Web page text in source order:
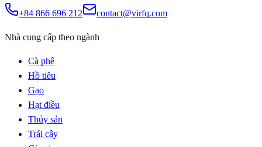
+84 866 696 212 contact@virfq.com
Nhà cung cấp theo ngành
Cà phê
Hồ tiêu
Gạo
Hạt điều
Thủy sản
Trái cây